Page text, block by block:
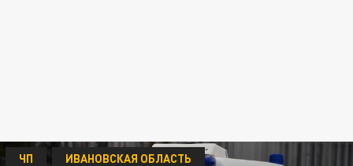
ЧП ИВАНОВСКАЯ ОБЛАСТЬ